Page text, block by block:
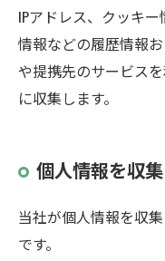
IPアドレス、クッキ
情報などの履歴情報
や提携先のサービス
に収集します。
個人情報を収
当社が個人情報を収
です。